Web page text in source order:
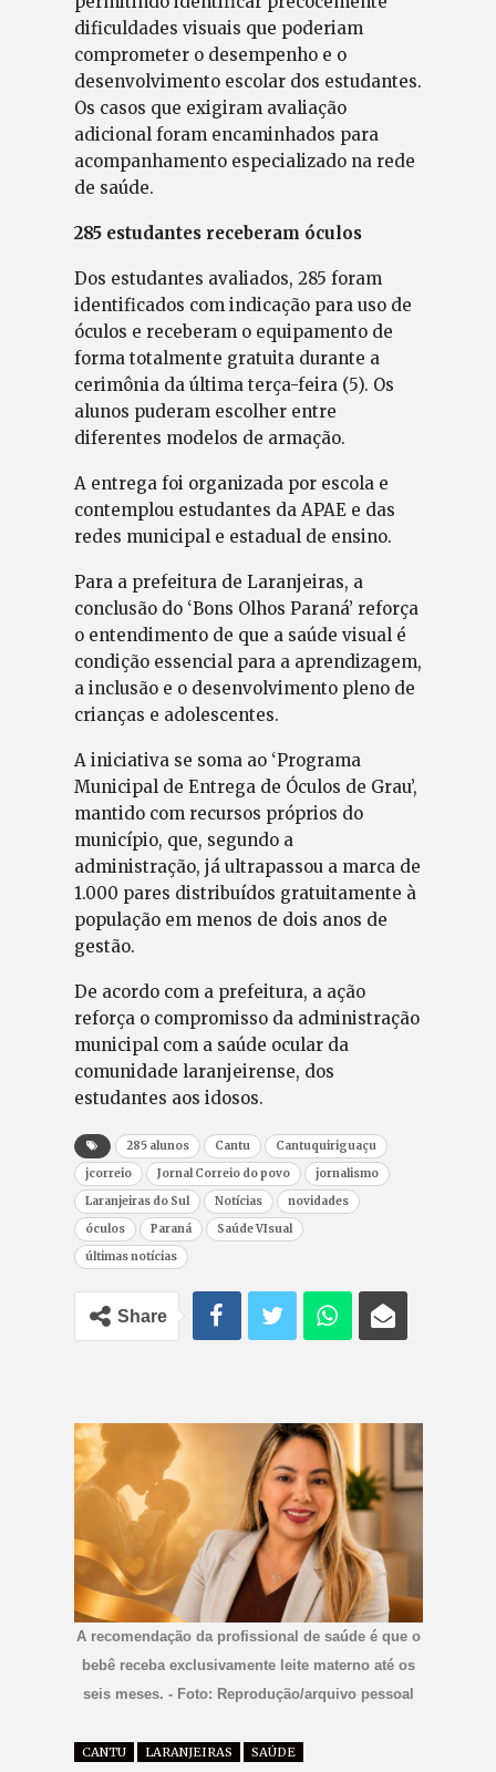
dificuldades visuais que poderiam
comprometer o desempenho e o
desenvolvimento escolar dos estudantes.
Os casos que exigiram avaliação
adicional foram encaminhados para
acompanhamento especializado na rede
de saúde.
285 estudantes receberam óculos
Dos estudantes avaliados, 285 foram
identificados com indicação para uso de
óculos e receberam o equipamento de
forma totalmente gratuita durante a
cerimônia da última terça-feira (5). Os
alunos puderam escolher entre
diferentes modelos de armação.
A entrega foi organizada por escola e
contemplou estudantes da APAE e das
redes municipal e estadual de ensino.
Para a prefeitura de Laranjeiras, a
conclusão do ‘Bons Olhos Paraná’ reforça
o entendimento de que a saúde visual é
condição essencial para a aprendizagem,
a inclusão e o desenvolvimento pleno de
crianças e adolescentes.
A iniciativa se soma ao ‘Programa
Municipal de Entrega de Óculos de Grau’,
mantido com recursos próprios do
município, que, segundo a
administração, já ultrapassou a marca de
1.000 pares distribuídos gratuitamente à
população em menos de dois anos de
gestão.
De acordo com a prefeitura, a ação
reforça o compromisso da administração
municipal com a saúde ocular da
comunidade laranjeirense, dos
estudantes aos idosos.
285 alunos Cantu
Cantuquiriguaçu
jcorreio
Jornal Correio do povo
jornalismo
Laranjeiras do Sul
Notícias
novidades
óculos
Paraná
Saúde VIsual
últimas notícias
Share
A recomendação da profissional de saúde é que o
bebê receba exclusivamente leite materno até os
seis meses. - Foto: Reprodução/arquivo pessoal
CANTU LARANJEIRAS SAÚDE